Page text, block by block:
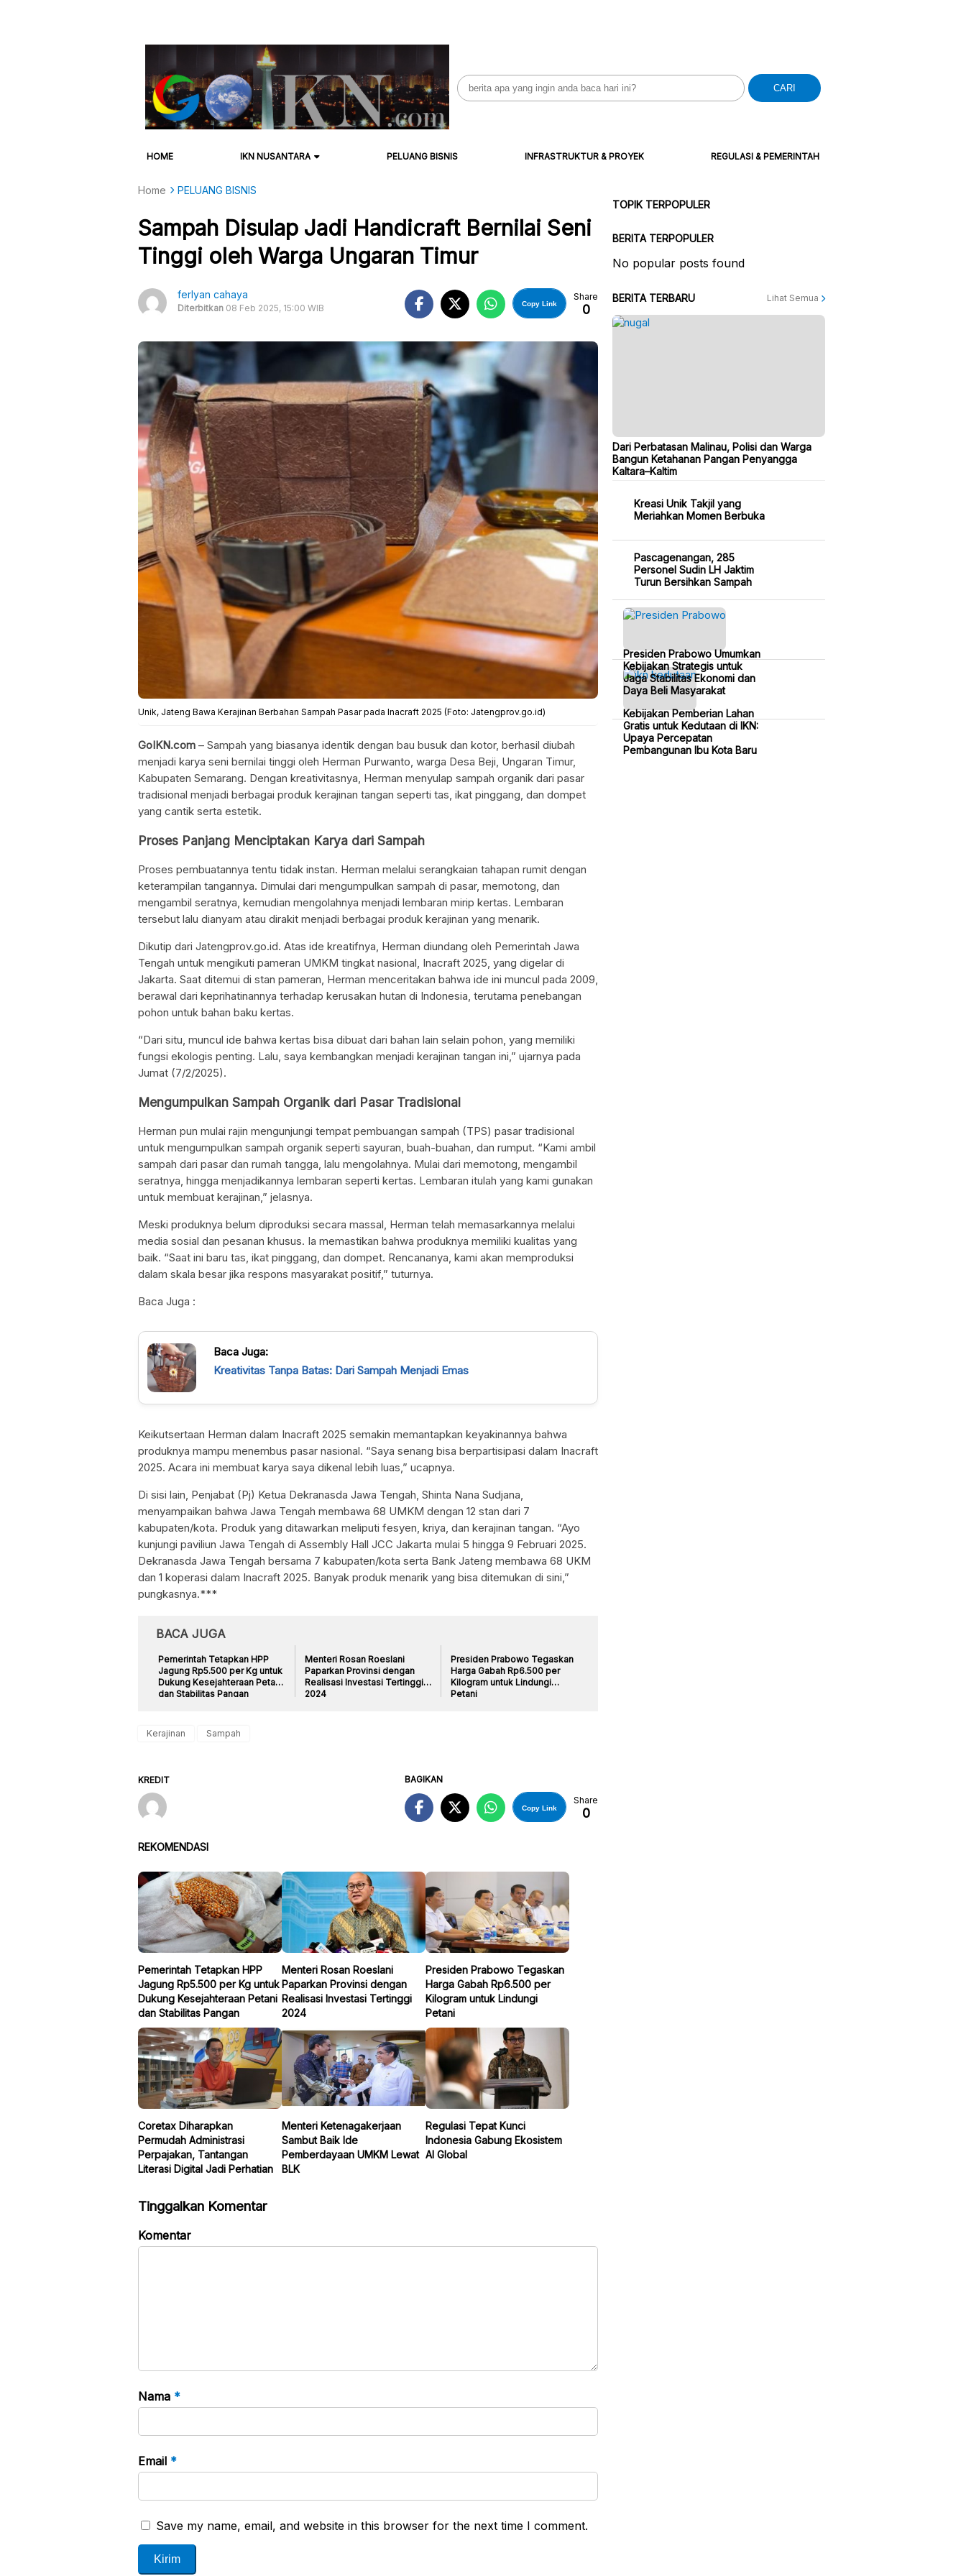
Search
for:
CARI
HOME IKN NUSANTARA PELUANG BISNIS INFRASTRUKTUR & PROYEK REGULASI & PEMERINTAH
Home PELUANG BISNIS
Sampah Disulap Jadi Handicraft Bernilai Seni
Tinggi oleh Warga Ungaran Timur
ferlyan cahaya
Diterbitkan 08 Feb 2025, 15:00 WIB Copy Link
Share
0
Unik, Jateng Bawa Kerajinan Berbahan Sampah Pasar pada Inacraft 2025 (Foto: Jatengprov.go.id)
GoIKN.com – Sampah yang biasanya identik dengan bau busuk dan kotor, berhasil diubah
menjadi karya seni bernilai tinggi oleh Herman Purwanto, warga Desa Beji, Ungaran Timur,
Kabupaten Semarang. Dengan kreativitasnya, Herman menyulap sampah organik dari pasar
tradisional menjadi berbagai produk kerajinan tangan seperti tas, ikat pinggang, dan dompet
yang cantik serta estetik.
Proses Panjang Menciptakan Karya dari Sampah
Proses pembuatannya tentu tidak instan. Herman melalui serangkaian tahapan rumit dengan
keterampilan tangannya. Dimulai dari mengumpulkan sampah di pasar, memotong, dan
mengambil seratnya, kemudian mengolahnya menjadi lembaran mirip kertas. Lembaran
tersebut lalu dianyam atau dirakit menjadi berbagai produk kerajinan yang menarik.
Dikutip dari Jatengprov.go.id. Atas ide kreatifnya, Herman diundang oleh Pemerintah Jawa
Tengah untuk mengikuti pameran UMKM tingkat nasional, Inacraft 2025, yang digelar di
Jakarta. Saat ditemui di stan pameran, Herman menceritakan bahwa ide ini muncul pada 2009,
berawal dari keprihatinannya terhadap kerusakan hutan di Indonesia, terutama penebangan
pohon untuk bahan baku kertas.
“Dari situ, muncul ide bahwa kertas bisa dibuat dari bahan lain selain pohon, yang memiliki
fungsi ekologis penting. Lalu, saya kembangkan menjadi kerajinan tangan ini,” ujarnya pada
Jumat (7/2/2025).
Mengumpulkan Sampah Organik dari Pasar Tradisional
Herman pun mulai rajin mengunjungi tempat pembuangan sampah (TPS) pasar tradisional
untuk mengumpulkan sampah organik seperti sayuran, buah-buahan, dan rumput. “Kami ambil
sampah dari pasar dan rumah tangga, lalu mengolahnya. Mulai dari memotong, mengambil
seratnya, hingga menjadikannya lembaran seperti kertas. Lembaran itulah yang kami gunakan
untuk membuat kerajinan,” jelasnya.
Meski produknya belum diproduksi secara massal, Herman telah memasarkannya melalui
media sosial dan pesanan khusus. Ia memastikan bahwa produknya memiliki kualitas yang
baik. “Saat ini baru tas, ikat pinggang, dan dompet. Rencananya, kami akan memproduksi
dalam skala besar jika respons masyarakat positif,” tuturnya.
Baca Juga :
Baca Juga:
Kreativitas Tanpa Batas: Dari Sampah Menjadi Emas
Keikutsertaan Herman dalam Inacraft 2025 semakin memantapkan keyakinannya bahwa
produknya mampu menembus pasar nasional. “Saya senang bisa berpartisipasi dalam Inacraft
2025. Acara ini membuat karya saya dikenal lebih luas,” ucapnya.
Di sisi lain, Penjabat (Pj) Ketua Dekranasda Jawa Tengah, Shinta Nana Sudjana,
menyampaikan bahwa Jawa Tengah membawa 68 UMKM dengan 12 stan dari 7
kabupaten/kota. Produk yang ditawarkan meliputi fesyen, kriya, dan kerajinan tangan. “Ayo
kunjungi paviliun Jawa Tengah di Assembly Hall JCC Jakarta mulai 5 hingga 9 Februari 2025.
Dekranasda Jawa Tengah bersama 7 kabupaten/kota serta Bank Jateng membawa 68 UKM
dan 1 koperasi dalam Inacraft 2025. Banyak produk menarik yang bisa ditemukan di sini,”
pungkasnya.***
BACA JUGA
Pemerintah Tetapkan HPP
Jagung Rp5.500 per Kg untuk
Dukung Kesejahteraan Petani
dan Stabilitas Pangan
Menteri Rosan Roeslani
Paparkan Provinsi dengan
Realisasi Investasi Tertinggi
2024
Presiden Prabowo Tegaskan
Harga Gabah Rp6.500 per
Kilogram untuk Lindungi
Petani
Kerajinan Sampah
KREDIT BAGIKAN
Copy Link
Share
0
REKOMENDASI
Pemerintah Tetapkan HPP
Jagung Rp5.500 per Kg untuk
Dukung Kesejahteraan Petani
dan Stabilitas Pangan
Menteri Rosan Roeslani
Paparkan Provinsi dengan
Realisasi Investasi Tertinggi
2024
Presiden Prabowo Tegaskan
Harga Gabah Rp6.500 per
Kilogram untuk Lindungi
Petani
Coretax Diharapkan
Permudah Administrasi
Perpajakan, Tantangan
Literasi Digital Jadi Perhatian
Menteri Ketenagakerjaan
Sambut Baik Ide
Pemberdayaan UMKM Lewat
BLK
Regulasi Tepat Kunci
Indonesia Gabung Ekosistem
AI Global
Tinggalkan Komentar
Komentar
Nama *
Email *
Save my name, email, and website in this browser for the next time I comment.
TOPIK TERPOPULER
BERITA TERPOPULER
No popular posts found
BERITA TERBARU Lihat Semua
Dari Perbatasan Malinau, Polisi dan Warga
Bangun Ketahanan Pangan Penyangga
Kaltara–Kaltim
Kreasi Unik Takjil yang
Meriahkan Momen Berbuka
Pascagenangan, 285
Personel Sudin LH Jaktim
Turun Bersihkan Sampah
Presiden Prabowo Umumkan
Kebijakan Strategis untuk
Jaga Stabilitas Ekonomi dan
Daya Beli Masyarakat
Kebijakan Pemberian Lahan
Gratis untuk Kedutaan di IKN:
Upaya Percepatan
Pembangunan Ibu Kota Baru